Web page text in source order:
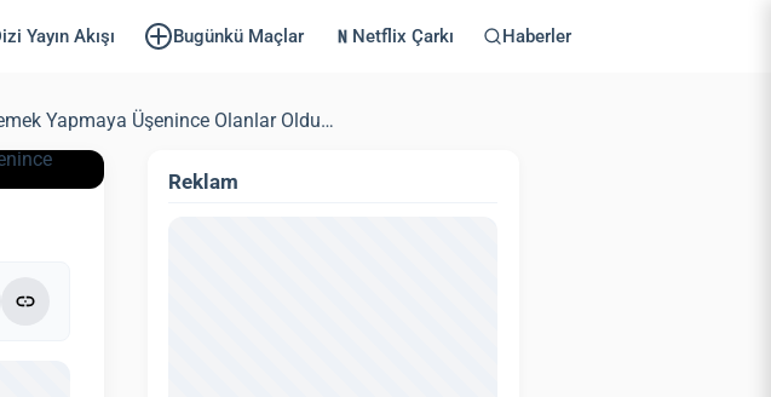
Yayın Akışı Bugünkü Maçlar Netflix Çarkı Haberler
Yapmaya Üşenince Olanlar Oldu…
Reklam